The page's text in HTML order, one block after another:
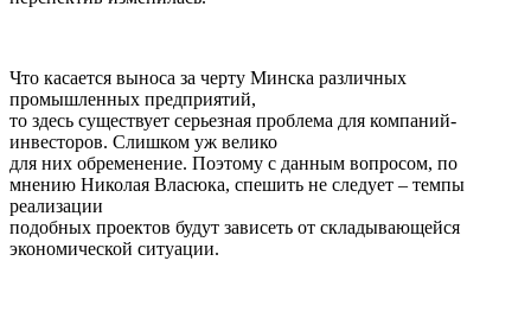
Что касается выноса за черту Минска различных
промышленных предприятий,
то здесь существует серьезная проблема для компаний-
инвесторов. Слишком уж велико
для них обременение. Поэтому с данным вопросом, по
мнению Николая Власюка, спешить не следует – темпы
реализации
подобных проектов будут зависеть от складывающейся
экономической ситуации.